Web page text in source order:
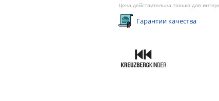
Цена действительна только для
Гарантии качества